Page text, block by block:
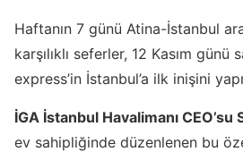
Haftanın 7 günü Atina-İstanbul
karşılıklı seferler, 12 Kasım günü
express’in İstanbul’a ilk inişini
İGA İstanbul Havalimanı
ev sahipliğinde düzenlenen bu